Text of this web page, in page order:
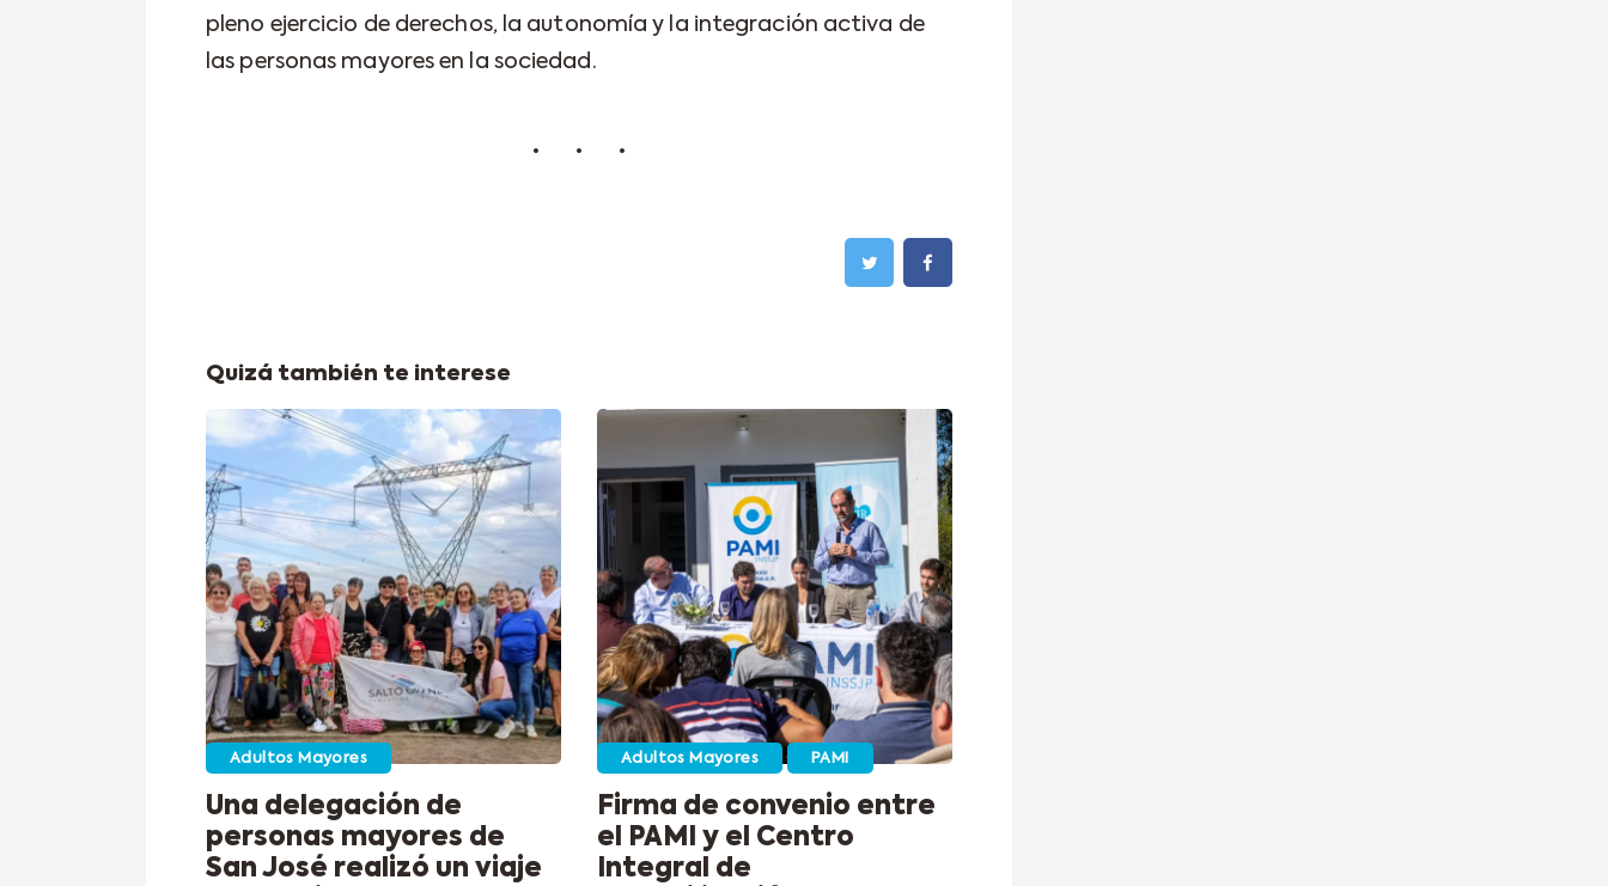
pleno ejercicio de derechos, la autonomía y la integración activa de
las personas mayores en la sociedad.
Quizá también te interese
Adultos Mayores
Una delegación de
personas mayores de
San José realizó un viaje
Adultos Mayores PAMI
Firma de convenio entre
el PAMI y el Centro
Integral de